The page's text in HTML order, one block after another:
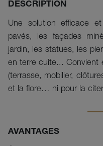
DESCRIPTION
Une solution efficace
pavés, les façades
jardin, les statues, les
en terre cuite... Convient
(terrasse, mobilier,
et la flore… ni pour la
AVANTAGES